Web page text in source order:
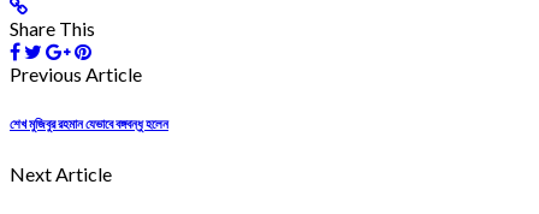
Share This
Previous Article
শেখ মুজিবুর রহমান যেভাবে বঙ্গবন্ধু হলেন
Next Article